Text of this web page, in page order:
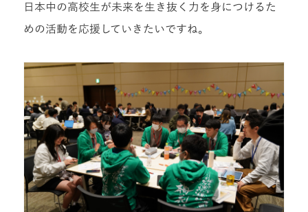
日本中の高校生が未来を生き抜く力を身につけるた
めの活動を応援していきたいですね。